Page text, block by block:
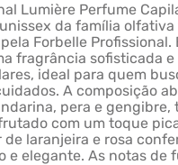
Lumière Perfume
da família olfativa
Forbelle Profissional.
fragrância sofisticada e
ideal para quem
A composição
pera e gengibre,
com um toque
laranjeira e rosa
e elegante. As notas de